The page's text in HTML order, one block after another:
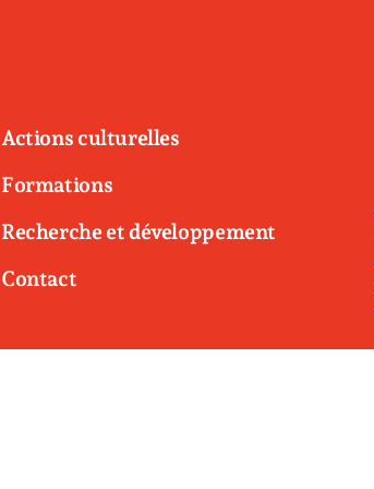
Actions culturelles
Formations
Recherche et développement
Contact